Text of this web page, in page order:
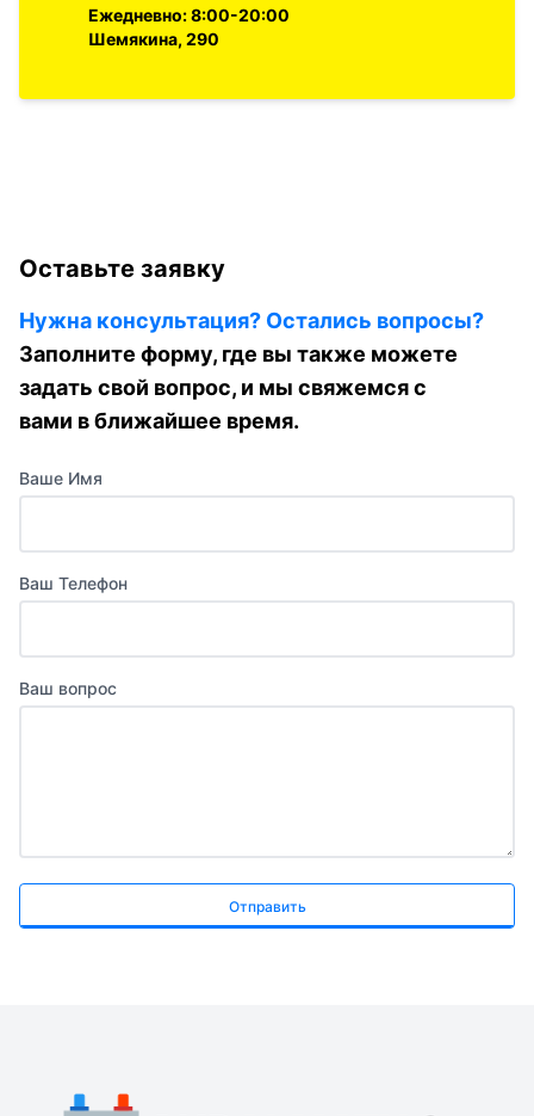
Ежедневно: 8:00-20:00
Шемякина, 290
Оставьте заявку
Нужна консультация? Остались вопросы?
Заполните форму, где вы также можете
задать свой вопрос, и мы свяжемся с
вами в ближайшее время.
Ваше Имя
Ваш Телефон
Ваш вопрос
Отправить